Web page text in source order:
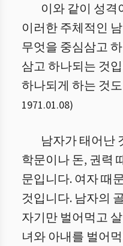
이와 같이 성격
이러한 주체적인
무엇을 중심삼고
삼고 하나되는 것
하나되게 하는 것
1971.01.08)
남자가 태어난
학문이나 돈, 권력
문입니다. 여자 때
것입니다. 남자의
자기만 벌어먹고
녀와 아내를 벌어